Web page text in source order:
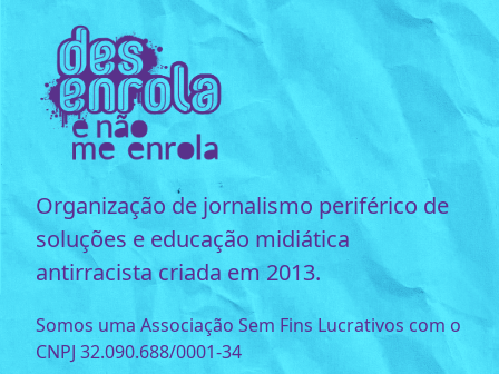
Organização de jornalismo periférico de
soluções e educação midiática
antirracista criada em 2013.
Somos uma Associação Sem Fins Lucrativos com o
CNPJ 32.090.688/0001-34